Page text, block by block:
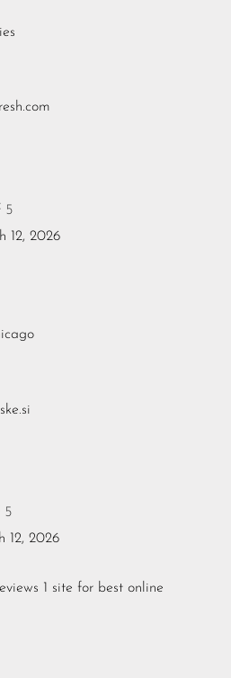
5
12, 2026
5
12, 2026
1 site for best online